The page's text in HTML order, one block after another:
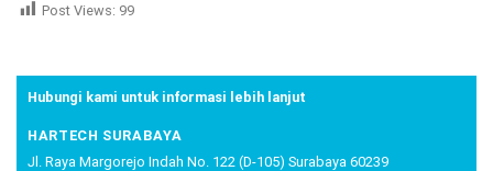
Post Views: 99
Hubungi kami untuk informasi lebih lanjut
HARTECH SURABAYA
Jl. Raya Margorejo Indah No. 122 (D-105) Surabaya 60239